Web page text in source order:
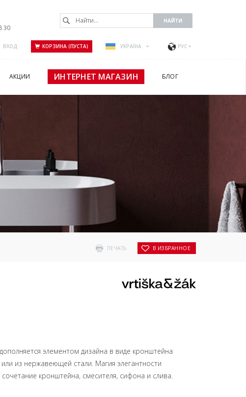
30
ВХОД КОРЗИНА (ПУСТА) УКРАЇНА РУС
АКЦИИ ИНТЕРНЕТ МАГАЗИН БЛОГ
ПЕЧАТЬ В ИЗБРАННОЕ
элементом дизайна в виде кронштейна
из нержавеющей стали. Магия элегантности
кронштейна, смесителя, сифона и слива.